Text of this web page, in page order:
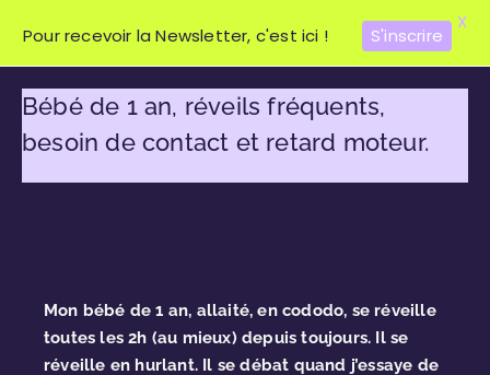
Bébé de 1 an, réveils fréquents,
besoin de contact et retard moteur.
Mon bébé de 1 an, allaité, en cododo, se réveille
toutes les 2h (au mieux) depuis toujours. Il se
réveille en hurlant. Il se débat quand j’essaye de
Pour recevoir la Newsletter, c'est ici ! S'inscrire
X